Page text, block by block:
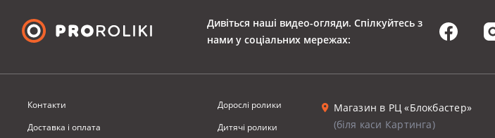
Дивіться наші видео-огляди. Спілкуйтесь з
нами у соціальних мережах:
Контакти
Доставка i оплата
Дорослі ролики
Дитячі ролики
Магазин в РЦ «Блокбастер»
(біля каси Картинга)